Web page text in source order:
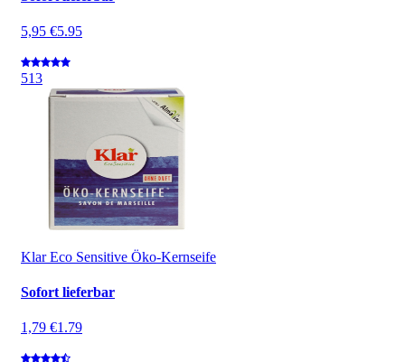
5,95 €5.95
513
Klar Eco Sensitive Öko-Kernseife
Sofort lieferbar
1,79 €1.79